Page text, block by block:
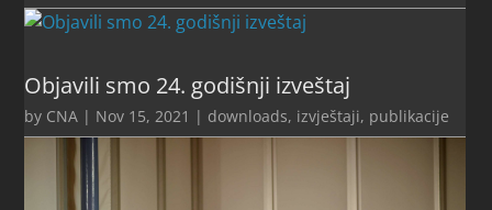
Objavili smo 24. godišnji izveštaj
by CNA | Nov 15, 2021 | downloads, izvještaji, publikacije